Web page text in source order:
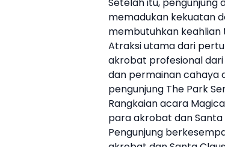
memadukan kekuatan
membutuhkan keahlian
Atraksi utama dari
akrobat profesional
dan permainan cahaya
pengunjung The Park
Rangkaian acara
para akrobat dan Santa
Pengunjung